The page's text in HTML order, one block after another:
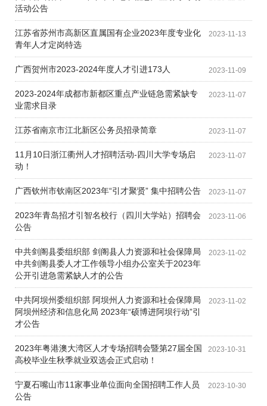
活动公告
2023-11-13
江苏省苏州市高新区直属国有企业2023年度专业化
青年人才定岗特选
2023-11-09
广西贺州市2023-2024年度人才引进173人
2023-11-07
2023-2024年成都市新都区重点产业链急需紧缺专
业需求目录
2023-11-07
江苏省南京市江北新区公务员招录简章
2023-11-07
11月10日浙江衢州人才招聘活动-四川大学专场启
动！
2023-11-07
广西钦州市钦南区2023年“引才聚贤” 集中招聘公告
2023-11-06
2023年青岛招才引智名校行（四川大学站）招聘会
公告
2023-11-02
中共剑阁县委组织部 剑阁县人力资源和社会保障局
中共剑阁县委人才工作领导小组办公室关于2023年
公开引进急需紧缺人才的公告
2023-11-02
中共阿坝州委组织部 阿坝州人力资源和社会保障局
阿坝州经济和信息化局 2023年“硕博进阿坝行动”引
才公告
2023-10-31
2023年粤港澳大湾区人才专场招聘会暨第27届全国
高校毕业生秋季就业双选会正式启动！
2023-10-30
宁夏石嘴山市11家事业单位面向全国招聘工作人员
公告